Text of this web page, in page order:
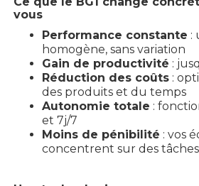
vous
Performance constante :
homogène, sans variation
Gain de productivité :
Réduction des coûts :
des produits et du temps
Autonomie totale :
et 7j/7
Moins de pénibilité : vos
concentrent sur des